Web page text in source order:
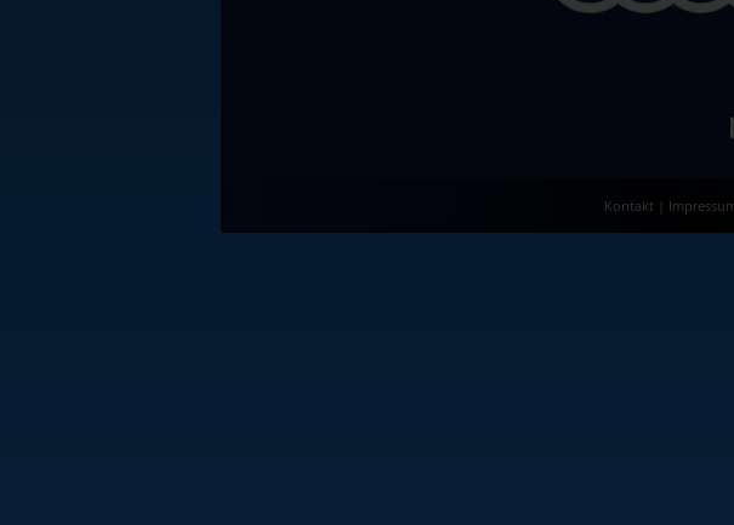
Kontakt